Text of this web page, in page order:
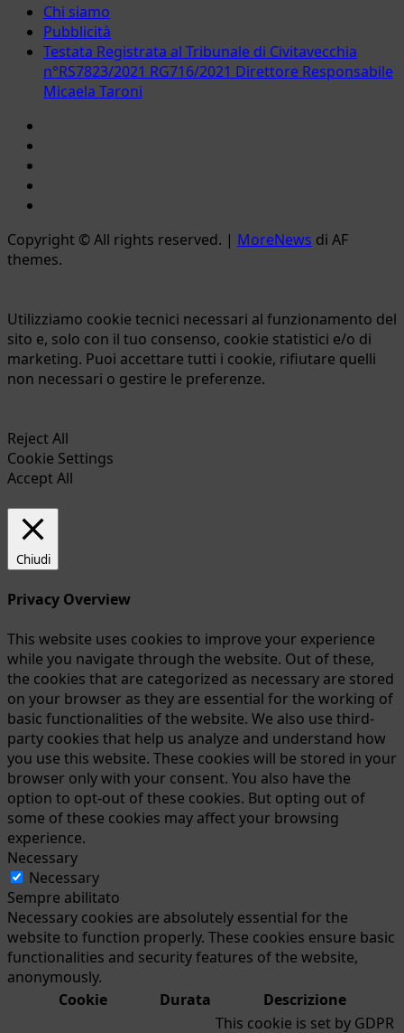
Chi siamo
Pubblicità
Testata Registrata al Tribunale di Civitavecchia
n°RS7823/2021 RG716/2021 Direttore Responsabile
Micaela Taroni
Copyright © All rights reserved. | MoreNews di AF
themes.
Utilizziamo cookie tecnici necessari al funzionamento del
sito e, solo con il tuo consenso, cookie statistici e/o di
marketing. Puoi accettare tutti i cookie, rifiutare quelli
non necessari o gestire le preferenze.
Reject All
Cookie Settings
Accept All
Chiudi
Privacy Overview
This website uses cookies to improve your experience
while you navigate through the website. Out of these,
the cookies that are categorized as necessary are stored
on your browser as they are essential for the working of
basic functionalities of the website. We also use third-
party cookies that help us analyze and understand how
you use this website. These cookies will be stored in your
browser only with your consent. You also have the
option to opt-out of these cookies. But opting out of
some of these cookies may affect your browsing
experience.
Necessary
Necessary
Sempre abilitato
Necessary cookies are absolutely essential for the
website to function properly. These cookies ensure basic
functionalities and security features of the website,
anonymously.
Cookie
Durata Descrizione
This cookie is set by GDPR